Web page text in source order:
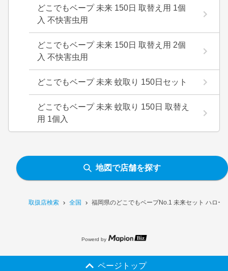
取扱店検索 全国 福岡県のどこでもベープNo.1 未来セット ハロー
どこでもベープ 未来 150日 取替え用 1個
入 不快害虫用
どこでもベープ 未来 150日 取替え用 2個
入 不快害虫用
どこでもベープ 未来 蚊取り 150日セット
どこでもベープ 未来 蚊取り 150日 取替え
用 1個入
地図で店舗を探す
Powerd by
ページトップ